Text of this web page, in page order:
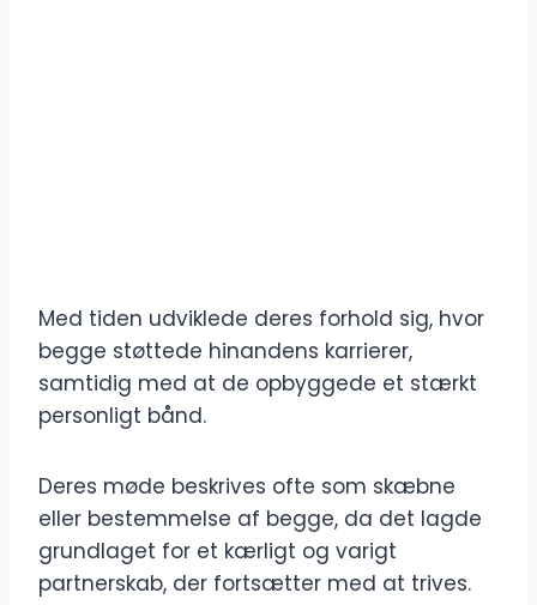
Med tiden udviklede deres forhold sig, hvor
begge støttede hinandens karrierer,
samtidig med at de opbyggede et stærkt
personligt bånd.
Deres møde beskrives ofte som skæbne
eller bestemmelse af begge, da det lagde
grundlaget for et kærligt og varigt
partnerskab, der fortsætter med at trives.